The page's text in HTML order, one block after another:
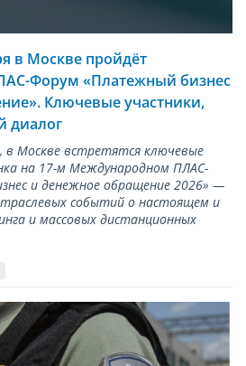
в Москве пройдёт
Форум «Платежный бизнес
Ключевые участники,
диалог
в Москве встретятся ключевые
на 17-м Международном ПЛАС-
и денежное обращение 2026» —
событий о настоящем и
и массовых дистанционных